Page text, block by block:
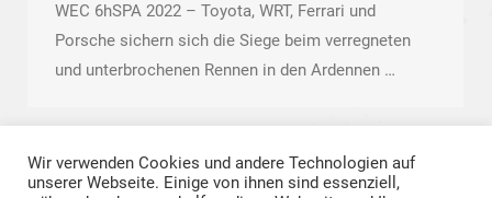
WEC 6hSPA 2022 – Toyota, WRT, Ferrari und
Porsche sichern sich die Siege beim verregneten
und unterbrochenen Rennen in den Ardennen …
Wir verwenden Cookies und andere Technologien auf
unserer Webseite. Einige von ihnen sind essenziell,